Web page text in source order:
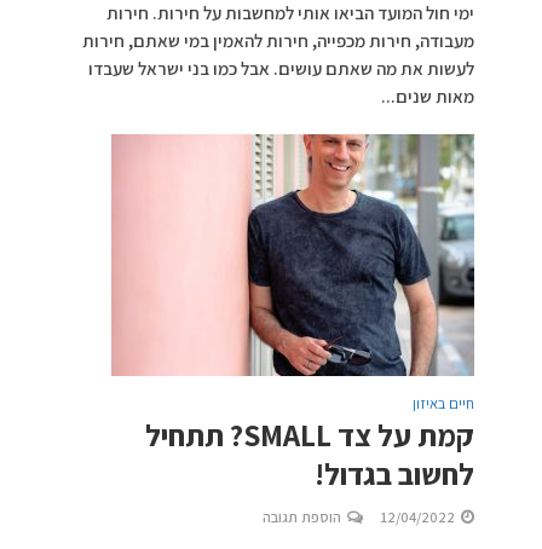
ימי חול המועד הביאו אותי למחשבות על חירות. חירות
מעבודה, חירות מכפייה, חירות להאמין במי שאתם, חירות
לעשות את מה שאתם עושים. אבל כמו בני ישראל שעבדו
מאות שנים...
חיים באיזון
קמת על צד SMALL? תתחיל
לחשוב בגדול!
12/04/2022 הוספת תגובה